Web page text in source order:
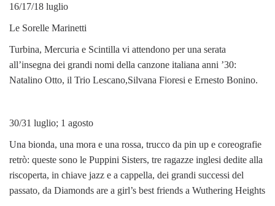
16/17/18 luglio
Le Sorelle Marinetti
Turbina, Mercuria e Scintilla vi attendono per una serata
all’insegna dei grandi nomi della canzone italiana anni ’30:
Natalino Otto, il Trio Lescano,Silvana Fioresi e Ernesto Bonino.
30/31 luglio; 1 agosto
Una bionda, una mora e una rossa, trucco da pin up e coreografie
retrò: queste sono le Puppini Sisters, tre ragazze inglesi dedite alla
riscoperta, in chiave jazz e a cappella, dei grandi successi del
passato, da Diamonds are a girl’s best friends a Wuthering Heights